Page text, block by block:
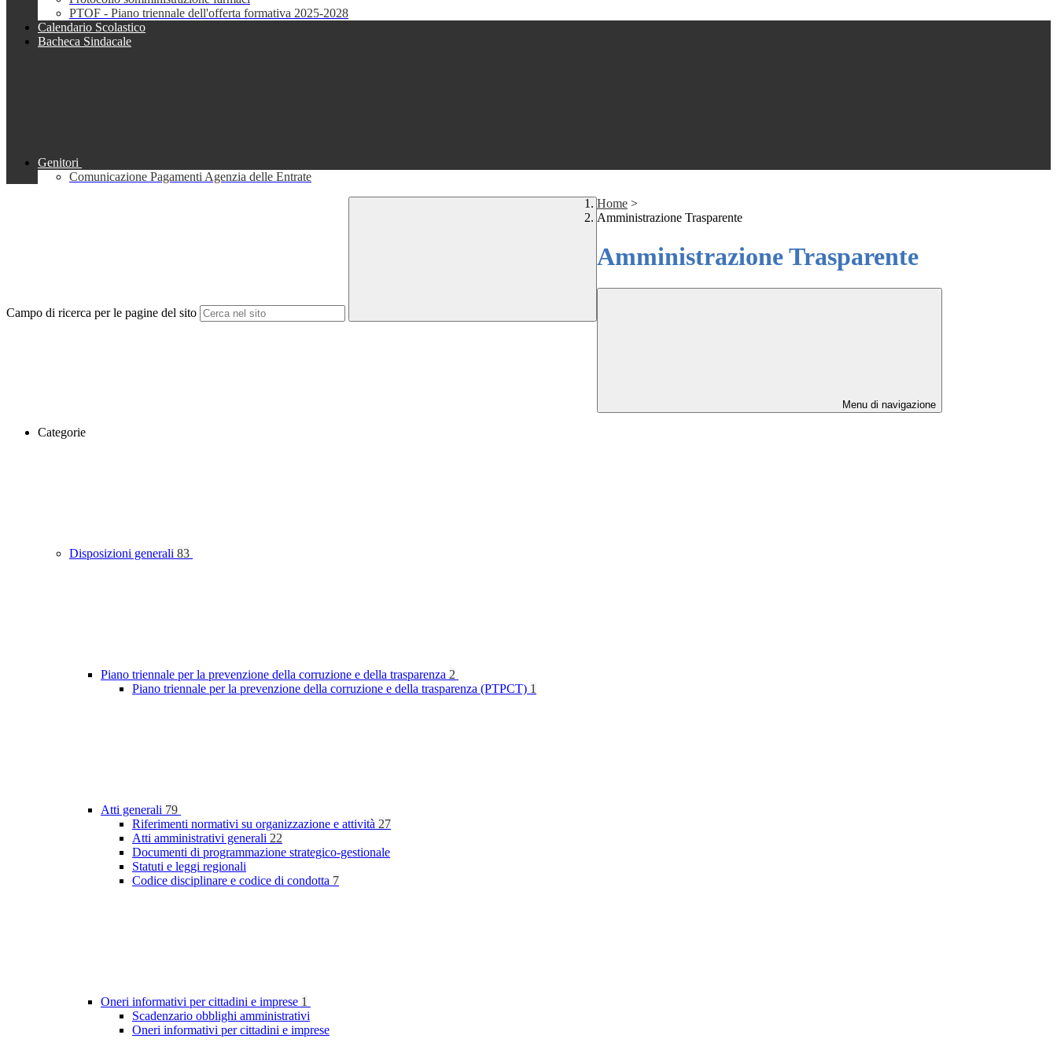
PTOF - Piano triennale dell'offerta formativa 2025-2028
Calendario Scolastico
Bacheca Sindacale
Genitori
Comunicazione Pagamenti Agenzia delle Entrate
Campo di ricerca per le pagine del sito
Home >
Amministrazione Trasparente
Amministrazione Trasparente
Menu di navigazione
Categorie
Disposizioni generali 83
Piano triennale per la prevenzione della corruzione e della trasparenza 2
Piano triennale per la prevenzione della corruzione e della trasparenza (PTPCT) 1
Atti generali 79
Riferimenti normativi su organizzazione e attività 27
Atti amministrativi generali 22
Documenti di programmazione strategico-gestionale
Statuti e leggi regionali
Codice disciplinare e codice di condotta 7
Oneri informativi per cittadini e imprese 1
Scadenzario obblighi amministrativi
Oneri informativi per cittadini e imprese